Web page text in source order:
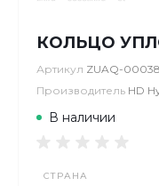
КОЛЬЦО
Артикул ZUAQ-00038
Производитель HD
В наличии
СТРАНА